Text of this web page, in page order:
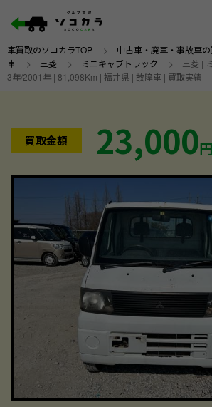
車買取のソコカラTOP > 中古車・廃車・事故車
車 > 三菱 > ミニキャブトラック > 三菱 |
3年/2001年 | 81,098Km | 福井県 | 故障車 | 買取実績
買取金額 23,000円